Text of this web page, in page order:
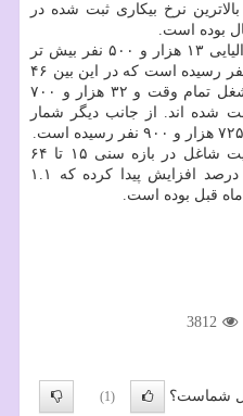
بالاترین نرخ بیكاری ثبت شده در
بوده است.
طی این مدت شمار شاغلان استرالیایی ۱۳ هزار و ۵۰۰ نفر بیش تر
شده و به ۱۲ میلیون و ۹۹۵ هزار نفر رسیده است كه در این بین ۴۶
هزار و ۲۰۰ نفر موفق به یافتن شغل تمام وقت و ۳۲ هزار و ۷۰۰
شده اند. از جانب دیگر شمار
نرخ مشاركت هم كه نسبت جمعیت شاغل در بازه سنی ۱۵ تا ۶۴
سال را اندازه می گیرد به ۶۶.۴ درصد افزایش پیدا كرده كه ۱.۱
قبل بوده است.
3812
شماست؟
(1)